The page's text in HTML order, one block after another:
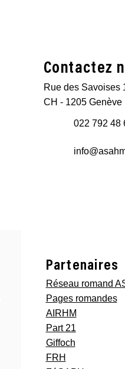
Contactez
Rue des Savoises
CH - 1205 Genève
022 792 48
Partenaires
Réseau romand
Pages romandes
AIRHM
Part 21
Giffoch
FRH